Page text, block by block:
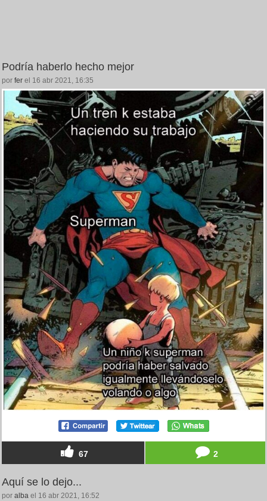
Podría haberlo hecho mejor
por fer el 16 abr 2021, 16:35
67 2
Aquí se lo dejo...
por alba el 16 abr 2021, 16:52